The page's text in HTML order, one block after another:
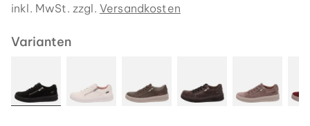
inkl. MwSt. zzgl. Versandkosten
Varianten